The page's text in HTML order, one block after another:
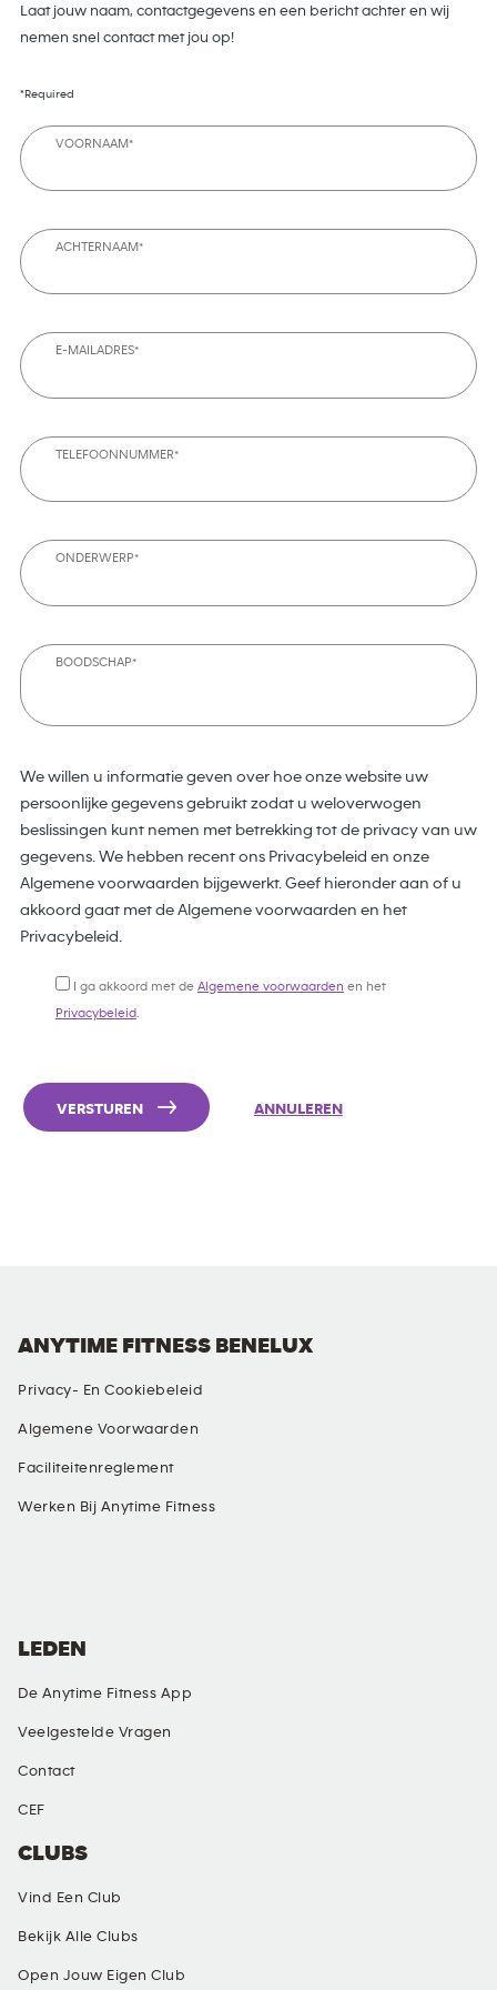
Laat jouw naam, contactgegevens en een bericht achter en wij
nemen snel contact met jou op!
*Required
VOORNAAM*
ACHTERNAAM*
E-MAILADRES*
TELEFOONNUMMER*
ONDERWERP*
BOODSCHAP*
We willen u informatie geven over hoe onze website uw
persoonlijke gegevens gebruikt zodat u weloverwogen
beslissingen kunt nemen met betrekking tot de privacy van uw
gegevens. We hebben recent ons Privacybeleid en onze
Algemene voorwaarden bijgewerkt. Geef hieronder aan of u
akkoord gaat met de Algemene voorwaarden en het
Privacybeleid.
I ga akkoord met de Algemene voorwaarden en het
Privacybeleid.
VERSTUREN ANNULEREN
ANYTIME FITNESS BENELUX
Privacy- En Cookiebeleid
Algemene Voorwaarden
Faciliteitenreglement
Werken Bij Anytime Fitness
CLUBS
Vind Een Club
Bekijk Alle Clubs
Open Jouw Eigen Club
LEDEN
De Anytime Fitness App
Veelgestelde Vragen
Contact
CEF